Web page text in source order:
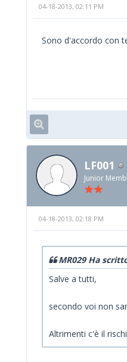
04-18-2013, 02:11 PM
Sono d'accordo con
LF001
Junior
04-18-2013, 02:18 PM
MR029 Ha
Salve a tutti,
secondo voi non
Altrimenti c'è il